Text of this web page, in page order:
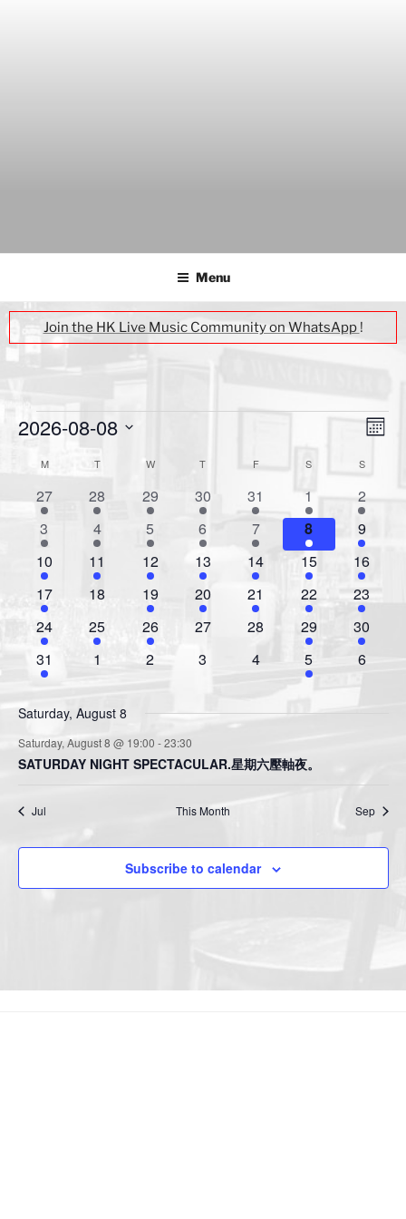
Menu
Join the HK Live Music Community on WhatsApp !
Events
V
w
s
N
a
v
i
g
n
E
w
i
M
n
h
2026-08-08
E
v
e
s
MMONDAY TTUESDAY W WEDNESDAY
T THURSDAY
FFRIDAY S SATURDAYSSUNDAY
2
e
v
e
n
s
27
2
e
v
e
n
s
28
2
e
v
e
n
s
29
2
e
v
e
n
t
s
30
2
e
v
e
n
t
s
31
1
e
v
e
n
t
1
1
e
v
e
n
t
2
2
e
v
e
n
t
s
3
2
e
v
e
t
s
4
2
e
v
e
n
t
s
5
2
e
v
e
n
t
s
6
2
e
v
e
n
t
s
7
1
e
v
e
n
t
8
1
e
v
e
n
t
9
1
e
v
e
n
t
10
1
e
v
e
n
11
1
e
v
e
n
t
12
1
e
v
e
13
1
e
v
e
14
1
e
v
e
n
15
1
e
v
e
n
16
1
e
v
e
n
17
0
v
e
s
18
1
e
v
e
19
1
e
v
e
20
1
e
v
e
21
1
e
v
e
n
22
1
e
v
e
23
1
e
v
n
24
1
e
n
25
1
e
v
t
26
0
v
n
s
27
0
v
n
s
28
1
e
v
n
29
1
e
v
n
30
1
e
e
n
t
31
0
e
n
t
s
1
0
n
t
2
0
t
3
0
t
4
1
e
t
5
0
s
6
Saturday, August 8
Saturday, August 8 @ 19:00 -23:30
SATURDAY NIGHT SPECTACULAR.星期六壓軸夜。
Jul This Month Sep
Subscribe to calendar